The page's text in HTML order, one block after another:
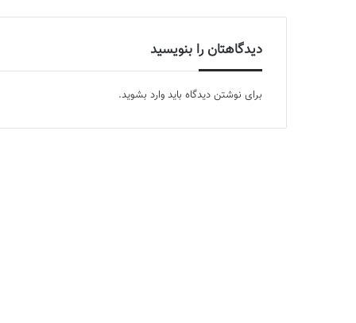
دیدگاهتان را بنویسید
برای نوشتن دیدگاه باید وارد بشوید.